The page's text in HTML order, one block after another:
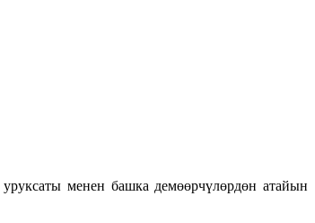
менен башка демөөрчүлөрдөн атайын